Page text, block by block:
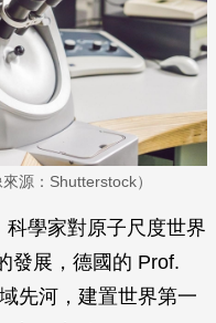
源：Shutterstock）
學家對原子尺度世界
發展，德國的 Prof.
先河，建置世界第一